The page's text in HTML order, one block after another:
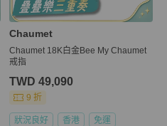
Chaumet
Chaumet 18K白金Bee My Chaumet
戒指
TWD 49,090
9 折
狀況良好 香港 免運